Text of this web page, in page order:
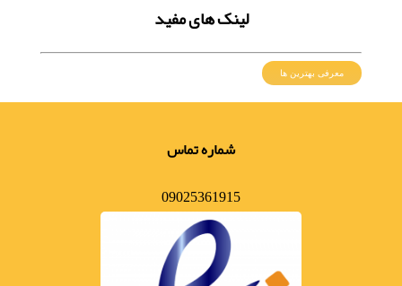
لینک های مفید
معرفی بهترین ها
شماره تماس
09025361915